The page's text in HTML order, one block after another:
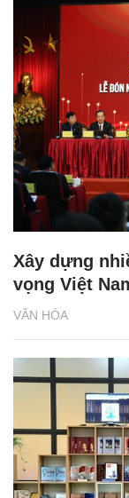
VĂN HÓA
Xây dựng
vọng Việt